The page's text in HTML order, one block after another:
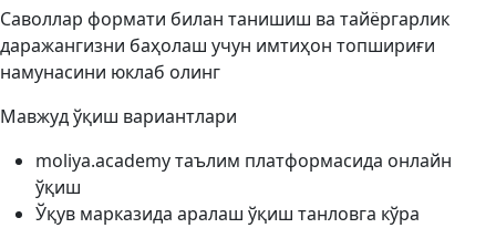
Саволлар формати билан танишиш ва тайёргарлик
даражангизни баҳолаш учун имтиҳон топшириғи
намунасини юклаб олинг
Мавжуд ўқиш вариантлари
moliya.academy таълим платформасида онлайн
ўқиш
Ўқув марказида аралаш ўқиш танловга кўра